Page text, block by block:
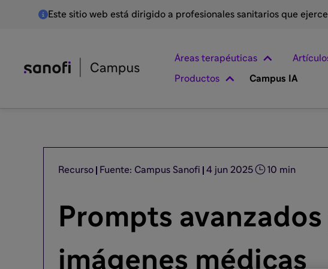
Este sitio web está dirigido a profesionales sanitarios que
Áreas terapéuticas
Productos Campus IA
Recurso Fuente: Campus Sanofi 4 jun 2025 10 min
Prompts
imágenes médicas